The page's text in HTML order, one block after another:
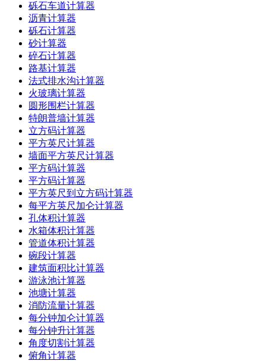
砾石车道计算器
沥青计算器
砾石计算器
砂计算器
碎石计算器
路基计算器
法式排水沟计算器
火玻璃计算器
圆形围栏计算器
特朗普墙计算器
立方码计算器
平方英尺计算器
墙面平方英尺计算器
平方码计算器
平方码计算器
平方英尺到立方码计算器
每平方英尺加仑计算器
孔体积计算器
水箱体积计算器
管道体积计算器
碗段计算器
建筑面积比计算器
游泳池计算器
池塘计算器
消防流量计算器
每分钟加仑计算器
每分钟升计算器
角度切割计算器
俯角计算器